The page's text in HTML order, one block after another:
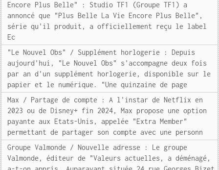
Encore Plus Belle" : Studio TF1 (Groupe TF1) a
annoncé que "Plus Belle La Vie Encore Plus Belle",
série qu'il produit, a officiellement reçu le label
Ec
"Le Nouvel Obs" / Supplément horlogerie : Depuis
aujourd'hui, "Le Nouvel Obs" s'accompagne deux fois
par an d'un supplément horlogerie, disponible sur le
papier et le numérique. "Une quinzaine de page
Max / Partage de compte : A l'instar de Netflix en
2023 ou de Disney+ fin 2024, Max propose une option
payante aux Etats-Unis, appelée "Extra Member"
permettant de partager son compte avec une personn
Groupe Valmonde / Nouvelle adresse : Le groupe
Valmonde, éditeur de "Valeurs actuelles, a déménagé,